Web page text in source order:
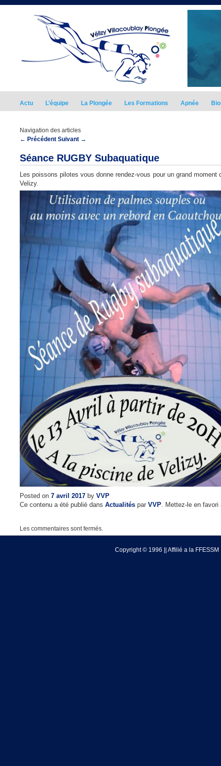
Actu L’équipe La Plongée Les Formations Apnée Bio
Navigation des articles
← Précédent Suivant →
Séance RUGBY Subaquatique
Les poissons pilotes vous donne rendez-vous pour un grand
Velizy.
Posted on 7 avril 2017 by VVP
Ce contenu a été publié dans Actualités par VVP. Mettez-le en
Les commentaires sont fermés.
Copyright © 1996 || Affilié a la